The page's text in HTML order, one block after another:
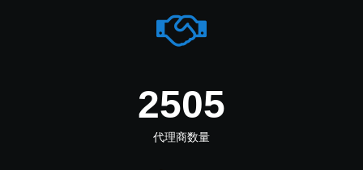
2987
代理商数量